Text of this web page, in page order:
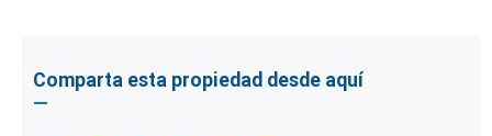
Comparta esta propiedad desde aquí